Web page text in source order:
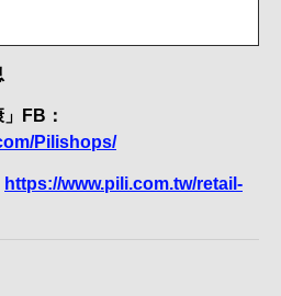
FB：
Pilishops/
https://www.pili.com.tw/retail-